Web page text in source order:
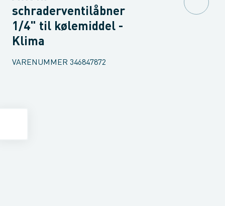
schraderventilåbner
1/4" til kølemiddel -
Klima
VARENUMMER 346847872